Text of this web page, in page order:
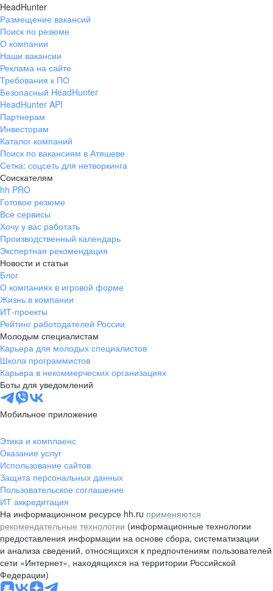
HeadHunter
Размещение вакансий
Поиск по резюме
О компании
Наши вакансии
Реклама на сайте
Требования к ПО
Безопасный HeadHunter
HeadHunter API
Партнерам
Инвесторам
Каталог компаний
Поиск по вакансиям в Атяшеве
Сетка: соцсеть для нетворкинга
Соискателям
hh PRO
Готовое резюме
Все сервисы
Хочу у вас работать
Производственный календарь
Экспертная рекомендация
Новости и статьи
Блог
О компаниях в игровой форме
Жизнь в компании
ИТ-проекты
Рейтинг работодателей России
Молодым специалистам
Карьера для молодых специалистов
Школа программистов
Карьера в некоммерческих организациях
Боты для уведомлений
Мобильное приложение
Этика и комплаенс
Оказание услуг
Использование сайтов
Защита персональных данных
Пользовательское соглашение
ИТ аккредитация
На информационном ресурсе hh.ru применяются
рекомендательные технологии (информационные технологии
предоставления информации на основе сбора, систематизации
и анализа сведений, относящихся к предпочтениям пользователей
сети «Интернет», находящихся на территории Российской
Федерации)